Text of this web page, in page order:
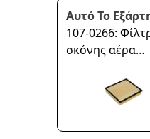
Αυτό Το
107-0266:
σκόνης αέρα